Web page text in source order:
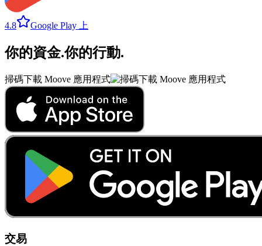
4.8 Google Play 上
你的資金.你的行動.
掃碼下載 Moove 應用程式
交易